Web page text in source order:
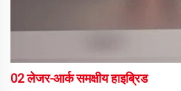
02 लेजर-आर्क समक्षीय हाइब्रिड